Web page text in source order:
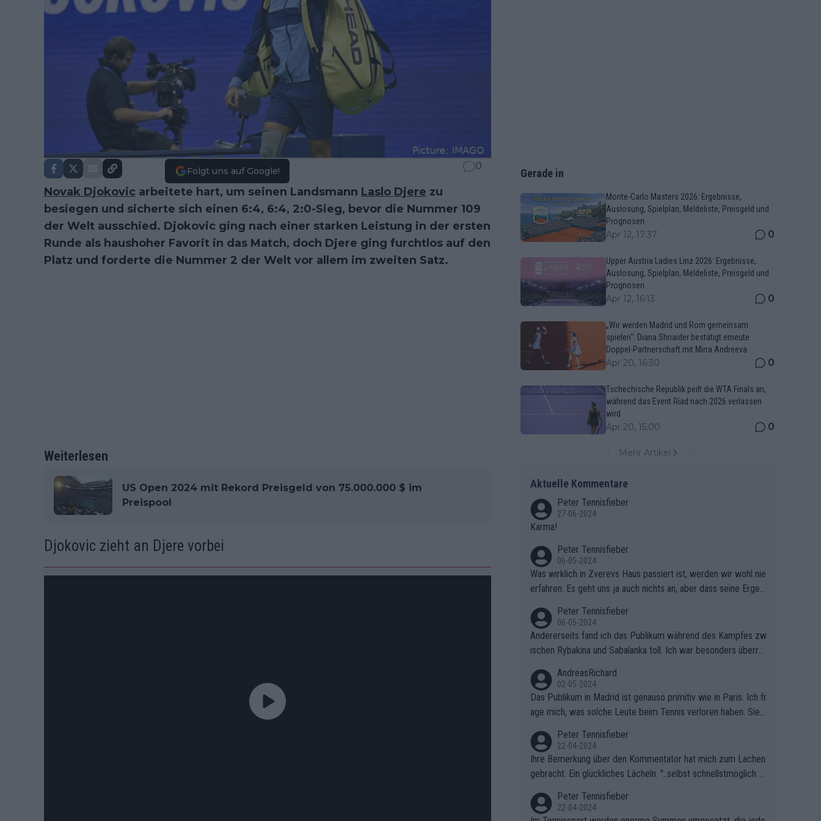
Folgt uns auf Google! 0
Novak Djokovic arbeitete hart, um seinen Landsmann Laslo Djere zu
besiegen und sicherte sich einen 6:4, 6:4, 2:0-Sieg, bevor die Nummer 109
der Welt ausschied. Djokovic ging nach einer starken Leistung in der ersten
Runde als haushoher Favorit in das Match, doch Djere ging furchtlos auf den
Platz und forderte die Nummer 2 der Welt vor allem im zweiten Satz.
Weiterlesen
US Open 2024 mit Rekord Preisgeld von 75.000.000 $ im
Preispool
Djokovic zieht an Djere vorbei
Gerade in
Monte-Carlo Masters 2026: Ergebnisse,
Auslosung, Spielplan, Meldeliste, Preisgeld und
Prognosen
Apr 12, 17:37 0
Upper Austria Ladies Linz 2026: Ergebnisse,
Auslosung, Spielplan, Meldeliste, Preisgeld und
Prognosen
Apr 12, 16:13 0
„Wir werden Madrid und Rom gemeinsam
spielen“: Diana Shnaider bestätigt erneute
Doppel-Partnerschaft mit Mirra Andreeva
Apr 20, 16:30 0
Tschechische Republik peilt die WTA Finals an,
während das Event Riad nach 2026 verlassen
wird
Apr 20, 15:00 0
Mehr Artikel
Aktuelle Kommentare
Peter Tennisfieber
27-06-2024
Karma!
Peter Tennisfieber
06-05-2024
Was wirklich in Zverevs Haus passiert ist, werden wir wohl nie
erfahren. Es geht uns ja auch nichts an, aber dass seine Ergeb
Peter Tennisfieber
06-05-2024
Andererseits fand ich das Publikum während des Kampfes zw
ischen Rybakina und Sabalanka toll. Ich war besonders überras
AndreasRichard
02-05-2024
Das Publikum in Madrid ist genauso primitiv wie in Paris. Ich fr
age mich, was solche Leute beim Tennis verloren haben. Sie s
ben.
Peter Tennisfieber
22-04-2024
Ihre Bemerkung über den Kommentator hat mich zum Lachen
gebracht. Ein glückliches Lächeln. "..selbst schnellstmöglich na
Peter Tennisfieber
22-04-2024